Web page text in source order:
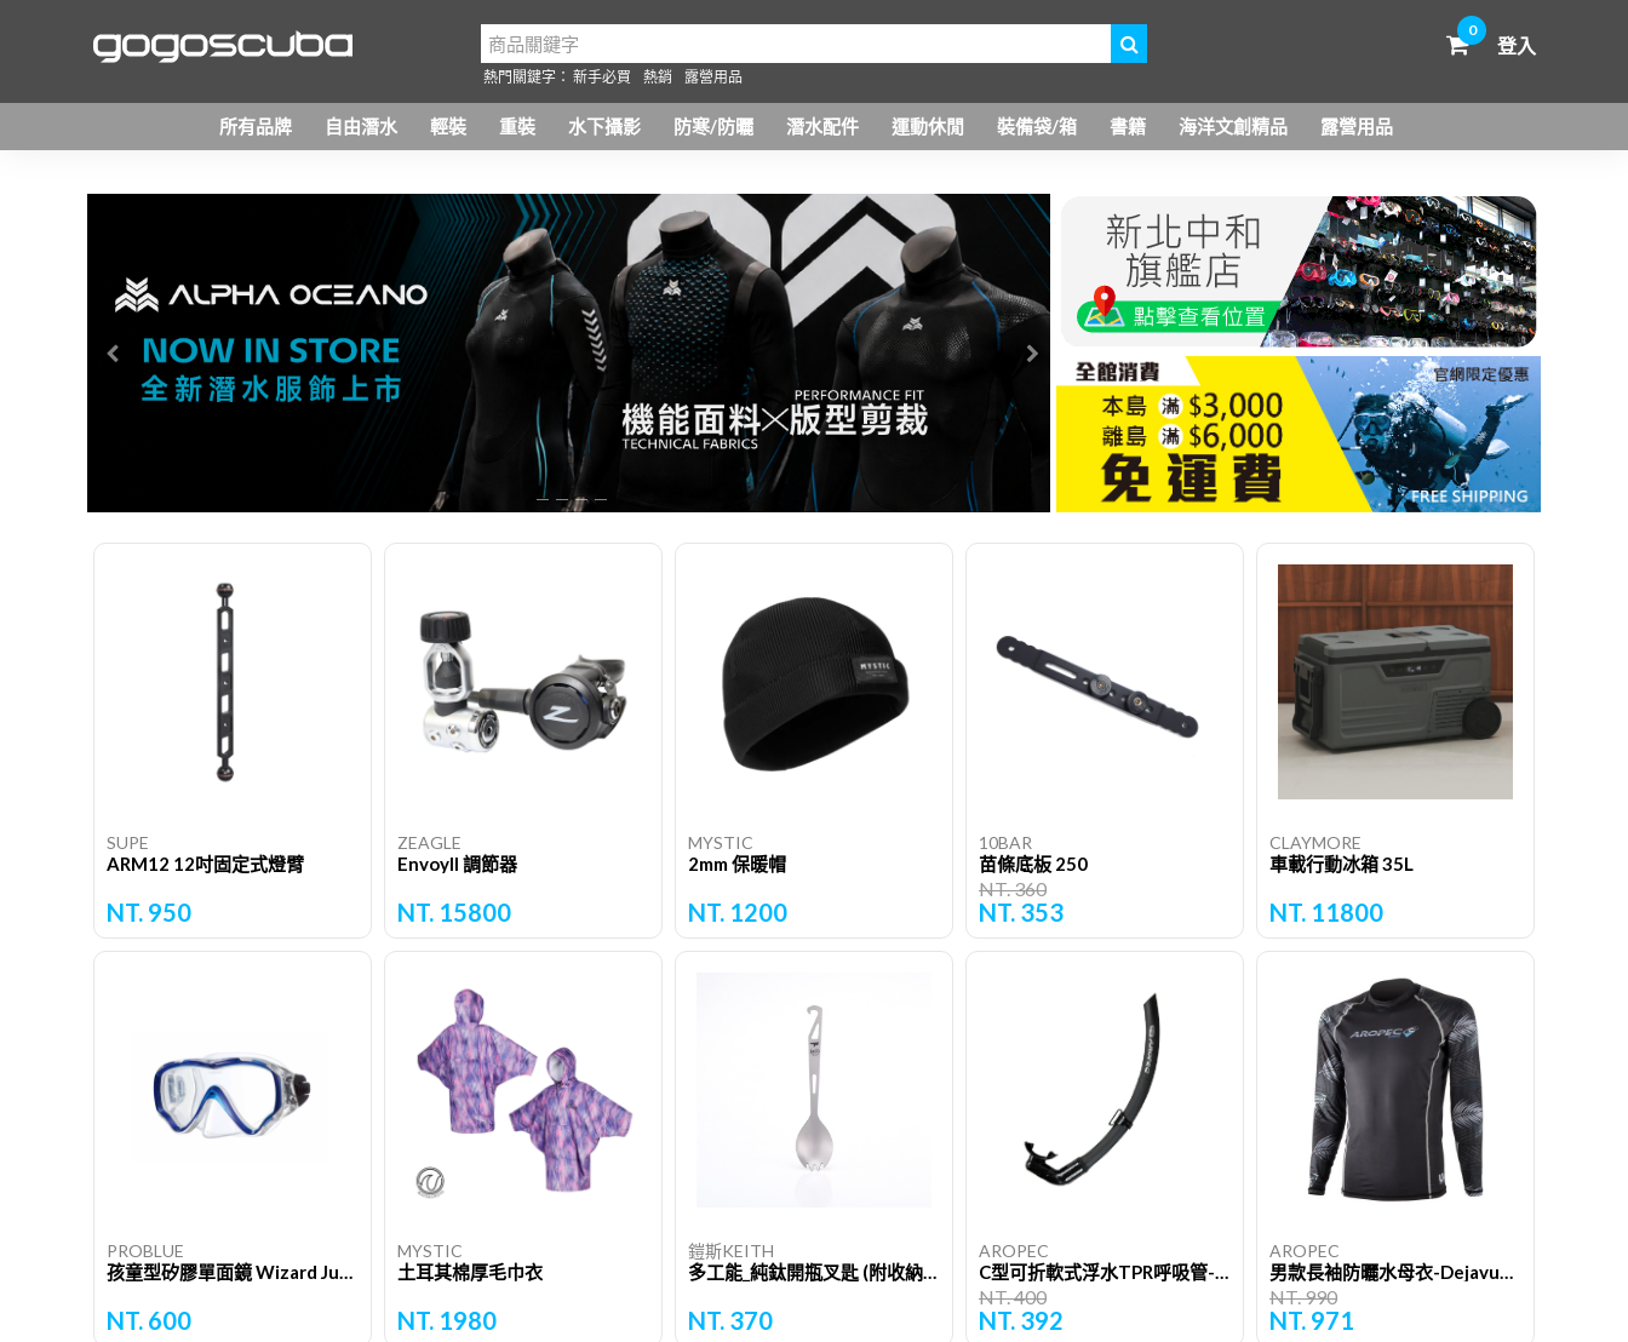
0
登入
熱門關鍵字： 新手必買 熱銷 露營用品
所有品牌 自由潛水 輕裝 重裝 水下攝影 防寒/防曬 潛水配件 運動休閒 裝備袋/箱 書籍 海洋文創精品 露營用品
SUPE
ARM12 12吋固定式燈臂
NT. 950
ZEAGLE
EnvoyII 調節器
NT. 15800
MYSTIC
2mm 保暖帽
NT. 1200
10BAR
苗條底板 250
NT. 360
NT. 353
CLAYMORE
車載行動冰箱 35L
NT. 11800
PROBLUE
孩童型矽膠單面鏡 Wizard Junior Mask
NT. 600
MYSTIC
土耳其棉厚毛巾衣
NT. 1980
鎧斯KEITH
多工能_純鈦開瓶叉匙 (附收納袋) / 16cm / Ti5311
NT. 370
AROPEC
C型可折軟式浮水TPR呼吸管-Serpent海蛇
NT. 400
NT. 392
AROPEC
男款長袖防曬水母衣-DejavuLSI幻覺
NT. 990
NT. 971